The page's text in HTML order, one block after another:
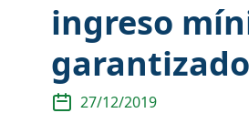
ingreso
garantizado
27/12/2019